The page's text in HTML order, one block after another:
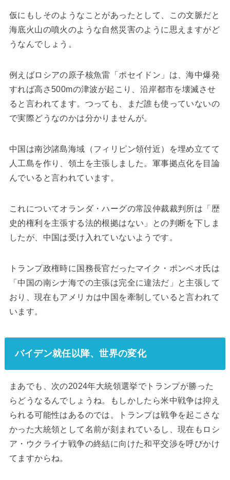
仮にもしそのようなことがあったとして、この文脈だと
海底火山の噴火のような自然災害のように思えますがど
うなんでしょう。
例えばロシアの原子核魚雷「ポセイドン」は、海中爆発
すれば高さ500mの津波が起こり、沿岸都市を壊滅させ
ると言われてます。つっても、まだ誰も使っていないの
で実際どうなのかは分かりませんが。
中国は南沙諸島海域（フィリピン領付近）を埋め立てて
人工島を作り、領土を主張しました。軍事拠点化を目論
んでいると言われています。
これについてオランダ・ハーグの常設仲裁裁判所は「歴
史的権利を主張する法的根拠はない」との判断を下しま
したが、中国は受け入れていないようです。
トランプ政権時に国務長官だったマイク・ポンペオ氏は
「中国の南シナ海での主張は完全に違法だ」と主張して
おり、現在もアメリカは中国を牽制していると言われて
います。
バイデン就任以降、世界の変化
まあでも、次の2024年大統領選挙でトランプが勝った
らどうなるんでしょうね。もしかしたら米中戦争は抑え
られる可能性はあるのでは。トランプは戦争を起こさな
かった大統領として名前が刻まれているし、現在もロシ
ア・ウクライナ戦争の終結に向けた和平交渉を呼びかけ
てますからね。